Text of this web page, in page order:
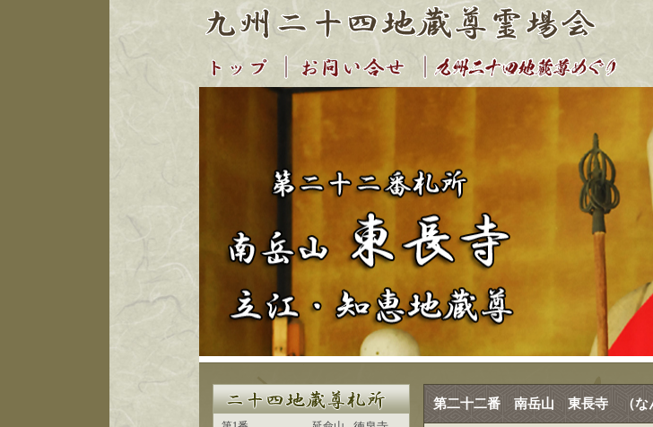
第二十二番 南岳山 東長寺 （なん